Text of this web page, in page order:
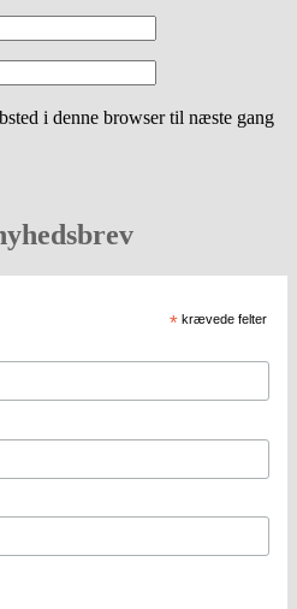
i denne browser til næste gang
* krævede felter